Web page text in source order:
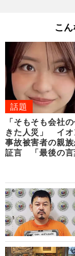
こ
話題
「そもそも会社
きた人災」 イオ
事故被害者の親
証言 「最後の言